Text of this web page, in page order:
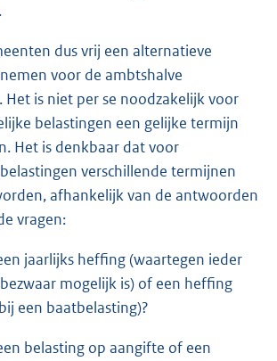
dus vrij een alternatieve
voor de ambtshalve
is niet per se noodzakelijk voor
belastingen een gelijke termijn
Het is denkbaar dat voor
verschillende termijnen
afhankelijk van de antwoorden
vragen:
jaarlijks heffing (waartegen ieder
mogelijk is) of een heffing
een baatbelasting)?
belasting op aangifte of een